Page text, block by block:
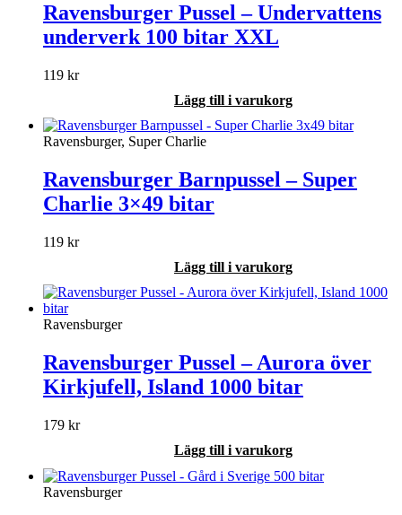
Ravensburger Pussel – Undervattens
underverk 100 bitar XXL
119 kr
Lägg till i varukorg
Ravensburger, Super Charlie
Ravensburger Barnpussel – Super
Charlie 3×49 bitar
119 kr
Lägg till i varukorg
Ravensburger
Ravensburger Pussel – Aurora över
Kirkjufell, Island 1000 bitar
179 kr
Lägg till i varukorg
Ravensburger